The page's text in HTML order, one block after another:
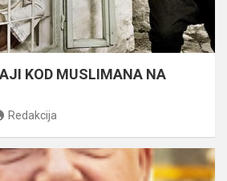
KOD MUSLIMANA NA
Redakcija